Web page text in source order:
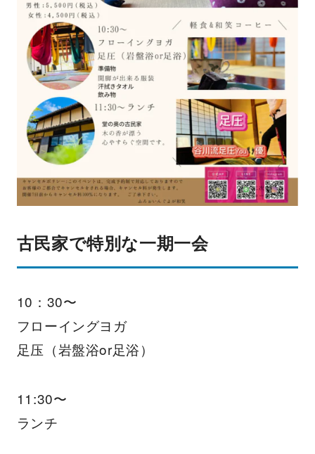
古民家で特別な一期一会
10：30〜
フローイングヨガ
足压（岩盤浴or足浴）
11:30〜
ランチ